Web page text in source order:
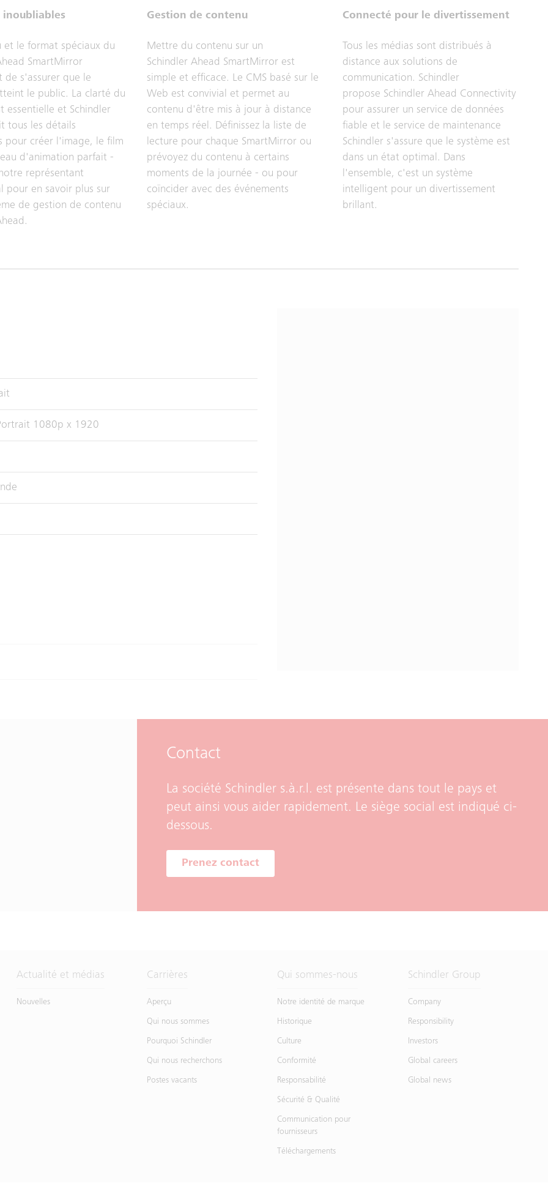
inoubliables
et le format spéciaux du
SmartMirror
de s'assurer que le
le public. La clarté du
essentielle et Schindler
tous les détails
pour créer l'image, le film
d'animation parfait -
représentant
pour en savoir plus sur
de gestion de contenu
Gestion de contenu
Mettre du contenu sur un
Schindler Ahead SmartMirror est
simple et efficace. Le CMS basé sur le
Web est convivial et permet au
contenu d'être mis à jour à distance
en temps réel. Définissez la liste de
lecture pour chaque SmartMirror ou
prévoyez du contenu à certains
moments de la journée - ou pour
coïncider avec des événements
spéciaux.
Connecté pour le divertissement
Tous les médias sont distribués à
distance aux solutions de
communication. Schindler
propose Schindler Ahead Connectivity
pour assurer un service de données
fiable et le service de maintenance
Schindler s'assure que le système est
dans un état optimal. Dans
l'ensemble, c'est un système
intelligent pour un divertissement
brillant.
1080p x 1920
Contact
La société Schindler s.à.r.l. est présente dans tout le pays et
peut ainsi vous aider rapidement. Le siège social est indiqué ci-
dessous.
Prenez contact
Actualité et médias
Nouvelles
Carrières
Aperçu
Qui nous sommes
Pourquoi Schindler
Qui nous recherchons
Postes vacants
Qui sommes-nous
Notre identité de marque
Historique
Culture
Conformité
Responsabilité
Sécurité & Qualité
Communication pour
fournisseurs
Téléchargements
Schindler Group
Company
Responsibility
Investors
Global careers
Global news